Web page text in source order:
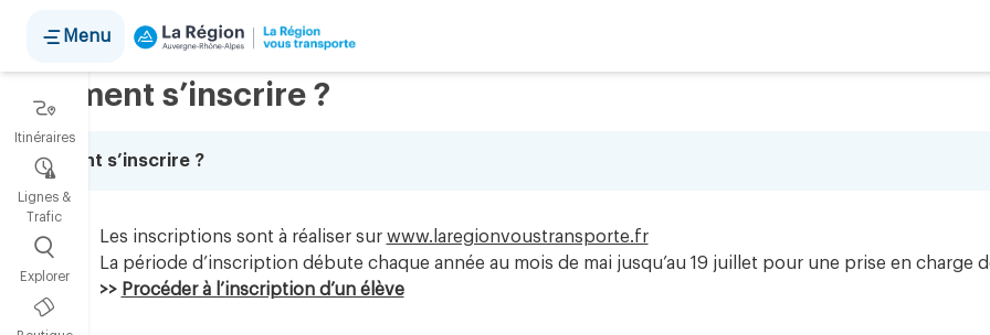
Comment s’inscrire ?
Comment s’inscrire ?
Les inscriptions sont à réaliser sur www.laregionvoustransporte.fr
La période d’inscription débute chaque année au mois de mai jusqu’au 19 juillet pour une prise en charge
>> Procéder à l’inscription d’un élève
Menu
Itinéraires
Lignes &
Trafic
Explorer